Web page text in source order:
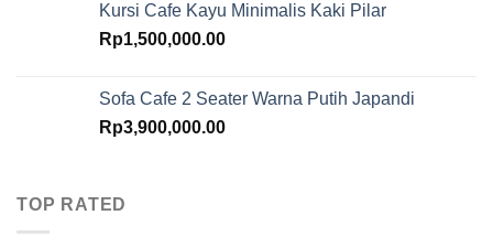
Kursi Cafe Kayu Minimalis Kaki Pilar
Rp1,500,000.00
Sofa Cafe 2 Seater Warna Putih Japandi
Rp3,900,000.00
TOP RATED